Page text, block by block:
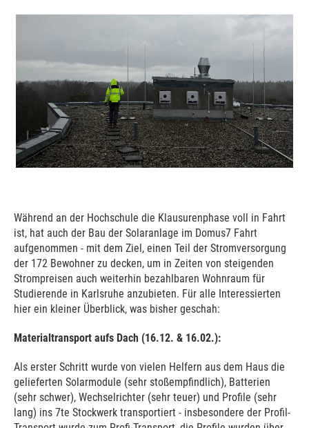
Während an der Hochschule die Klausurenphase voll in Fahrt
ist, hat auch der Bau der Solaranlage im Domus7 Fahrt
aufgenommen - mit dem Ziel, einen Teil der Stromversorgung
der 172 Bewohner zu decken, um in Zeiten von steigenden
Strompreisen auch weiterhin bezahlbaren Wohnraum für
Studierende in Karlsruhe anzubieten. Für alle Interessierten
hier ein kleiner Überblick, was bisher geschah:
Materialtransport aufs Dach (16.12. & 16.02.):
Als erster Schritt wurde von vielen Helfern aus dem Haus die
gelieferten Solarmodule (sehr stoßempfindlich), Batterien
(sehr schwer), Wechselrichter (sehr teuer) und Profile (sehr
lang) ins 7te Stockwerk transportiert - insbesondere der Profil-